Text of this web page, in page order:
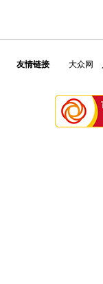
友情链接 大众网